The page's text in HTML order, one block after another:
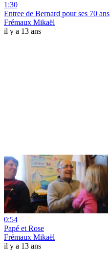
1:30
Entree de Bernard pour ses 70 ans
Frémaux Mikaël
il y a 13 ans
0:54
Papé et Rose
Frémaux Mikaël
il y a 13 ans